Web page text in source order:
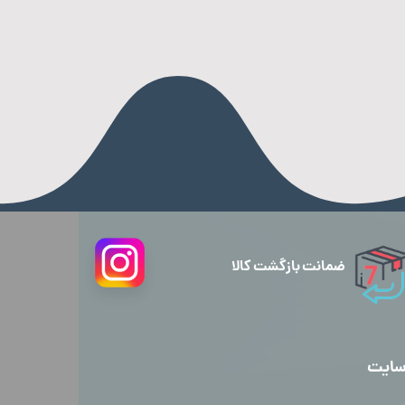
ضمانت بازگشت کالا